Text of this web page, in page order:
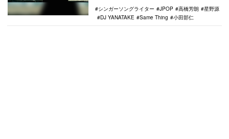
シンガーソングライター
JPOP 高橋芳朗
星野源
DJ YANATAKE
Same Thing 小田部仁